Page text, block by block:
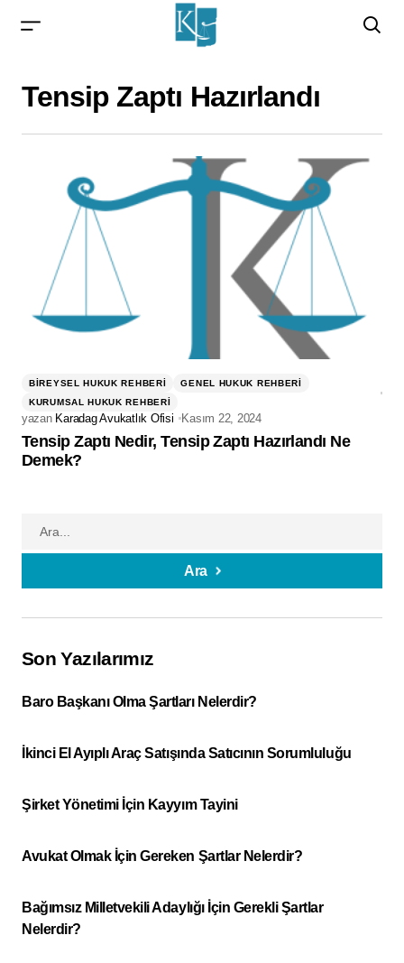
Tensip Zaptı Hazırlandı
BIREYSEL HUKUK REHBERI
GENEL HUKUK REHBERI
KURUMSAL HUKUK REHBERI
yazan Karadag Avukatlık Ofisi Kasım 22, 2024
Tensip Zaptı Nedir, Tensip Zaptı Hazırlandı Ne
Demek?
Ara
Son Yazılarımız
Baro Başkanı Olma Şartları Nelerdir?
İkinci El Ayıplı Araç Satışında Satıcının Sorumluluğu
Şirket Yönetimi İçin Kayyım Tayini
Avukat Olmak İçin Gereken Şartlar Nelerdir?
Bağımsız Milletvekili Adaylığı İçin Gerekli Şartlar
Nelerdir?